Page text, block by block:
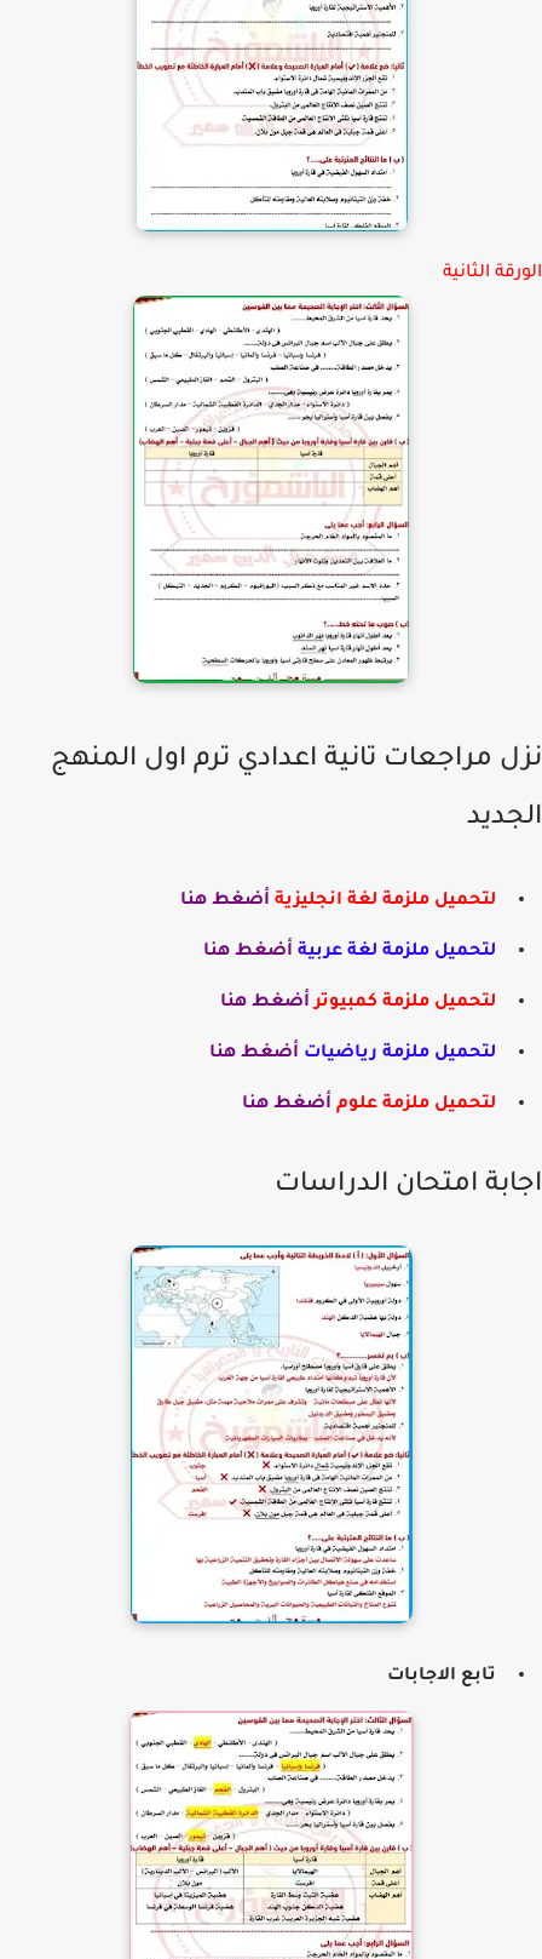
الثانية
مراجعات تانية اعدادي ترم اول المنهج
لتحميل ملزمة لغة انجليزيةأضغط هنا
لتحميل ملزمة لغة عربيةأضغط هنا
لتحميل ملزمة كمبيوترأضغط هنا
لتحميل ملزمة رياضياتأضغط هنا
لتحميل ملزمة علومأضغط هنا
امتحان الدراسات
تابع الاجابات